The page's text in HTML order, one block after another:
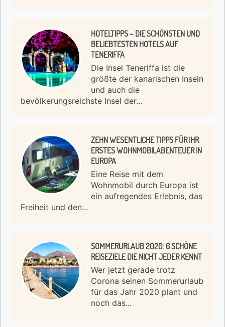
HOTELTIPPS – DIE SCHÖNSTEN UND
BELIEBTESTEN HOTELS AUF
TENERIFFA
Die Insel Teneriffa ist die
größte der kanarischen Inseln
und auch die
bevölkerungsreichste Insel der...
ZEHN WESENTLICHE TIPPS FÜR IHR
ERSTES WOHNMOBILABENTEUER IN
EUROPA
Eine Reise mit dem
Wohnmobil durch Europa ist
ein aufregendes Erlebnis, das
Freiheit und den...
SOMMERURLAUB 2020: 6 SCHÖNE
REISEZIELE DIE NICHT JEDER KENNT
Wer jetzt gerade trotz
Corona seinen Sommerurlaub
für das Jahr 2020 plant und
noch das...